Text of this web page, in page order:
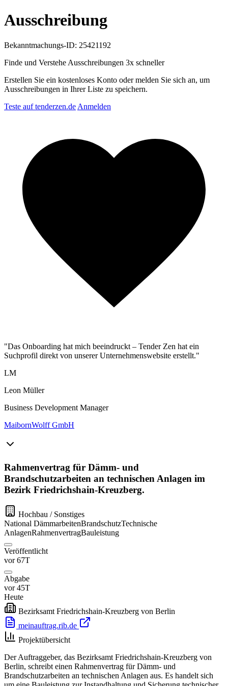
Ausschreibung
Bekanntmachungs-ID: 25421192
Finde und Verstehe Ausschreibungen 3x schneller
Erstellen Sie ein kostenloses Konto oder melden Sie sich an, um
Ausschreibungen in Ihrer Liste zu speichern.
Teste auf tenderzen.de Anmelden
"Das Onboarding hat mich beeindruckt – Tender Zen hat ein
Suchprofil direkt von unserer Unternehmenswebsite erstellt."
LM
Leon Müller
Business Development Manager
MaibornWolff GmbH
Rahmenvertrag für Dämm- und
Brandschutzarbeiten an technischen Anlagen im
Bezirk Friedrichshain-Kreuzberg.
Hochbau / Sonstiges
National DämmarbeitenBrandschutzTechnische
AnlagenRahmenvertragBauleistung
Veröffentlicht
vor 67T
Abgabe
vor 45T
Heute
Bezirksamt Friedrichshain-Kreuzberg von Berlin
meinauftrag.rib.de
Projektübersicht
Der Auftraggeber, das Bezirksamt Friedrichshain-Kreuzberg von
Berlin, schreibt einen Rahmenvertrag für Dämm- und
Brandschutzarbeiten an technischen Anlagen aus. Es handelt sich